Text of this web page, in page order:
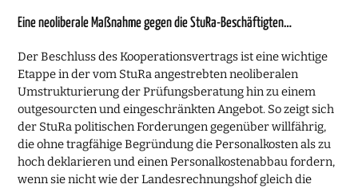
Eine neoliberale Maßnahme gegen die StuRa-Beschäftigten…
Der Beschluss des Kooperationsvertrags ist eine wichtige
Etappe in der vom StuRa angestrebten neoliberalen
Umstrukturierung der Prüfungsberatung hin zu einem
outgesourcten und eingeschränkten Angebot. So zeigt sich
der StuRa politischen Forderungen gegenüber willfährig,
die ohne tragfähige Begründung die Personal­kosten als zu
hoch deklarieren und einen Personalkostenabbau fordern,
wenn sie nicht wie der Landesrechnungshof gleich die